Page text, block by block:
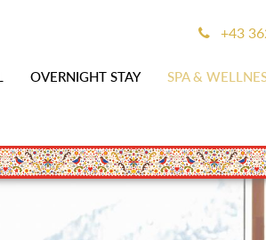
OVERNIGHT STAY SPA &
+43